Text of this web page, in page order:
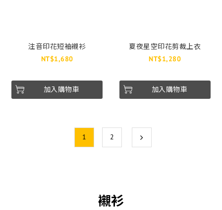
注音印花短袖襯衫
NT$1,680
加入購物車
夏夜星空印花剪裁上衣
NT$1,280
加入購物車
1 2
襯衫